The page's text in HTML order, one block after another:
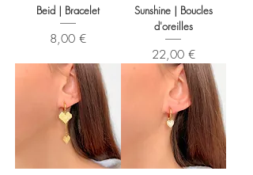
Beid | Bracelet
Prix
8,00 €
Sunshine | Boucles
d'oreilles
Prix
22,00 €